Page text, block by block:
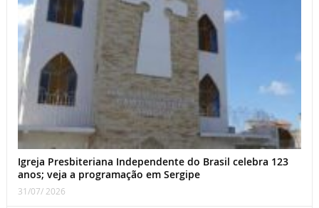
Igreja Presbiteriana Independente do Brasil celebra 123
anos; veja a programação em Sergipe
31/07/ 2026